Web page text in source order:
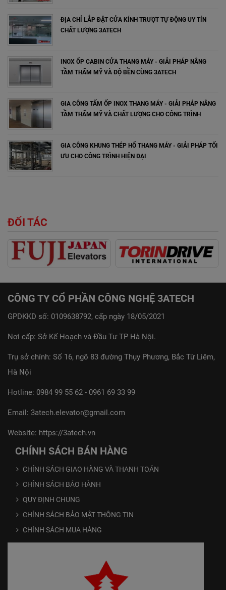
ĐỊA CHỈ LẮP ĐẶT CỬA KÍNH TRƯỢT TỰ ĐỘNG UY TÍN
CHẤT LƯỢNG 3ATECH
INOX ỐP CABIN CỬA THANG MÁY - GIẢI PHÁP NÂNG
TẦM THẨM MỸ VÀ ĐỘ BỀN CÙNG 3ATECH
GIA CÔNG TẤM ỐP INOX THANG MÁY - GIẢI PHÁP NÂNG
TẦM THẨM MỸ VÀ CHẤT LƯỢNG CHO CÔNG TRÌNH
GIA CÔNG KHUNG THÉP HỐ THANG MÁY - GIẢI PHÁP TỐI
ƯU CHO CÔNG TRÌNH HIỆN ĐẠI
ĐỐI TÁC
CÔNG TY CỔ PHẦN CÔNG NGHỆ 3ATECH
GPDKKD số: 0109638792, cấp ngày 18/05/2021
Nơi cấp: Sở Kế Hoạch và Đầu Tư TP Hà Nội.
Trụ sở chính: Số 16, ngõ 83 đường Thụy Phương, Bắc Từ Liêm,
Hà Nội
Hotline: 0984 99 55 62 - 0961 69 33 99
Email: 3atech.elevator@gmail.com
Website: https://3atech.vn
CHÍNH SÁCH BÁN HÀNG
CHÍNH SÁCH GIAO HÀNG VÀ THANH TOÁN
CHÍNH SÁCH BẢO HÀNH
QUY ĐỊNH CHUNG
CHÍNH SÁCH BẢO MẬT THÔNG TIN
CHÍNH SÁCH MUA HÀNG